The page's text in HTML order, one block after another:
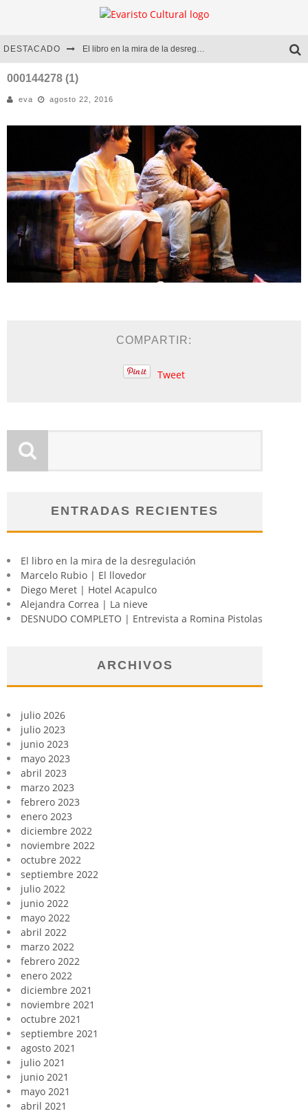
DESTACADO El libro en la mira de la desregulación
Diego Meret | Hotel Acapulco
Alejandra Correa | La nieve
000144278 (1)
eva agosto 22, 2016
COMPARTIR:
Tweet
ENTRADAS RECIENTES
El libro en la mira de la desregulación
Marcelo Rubio | El llovedor
Diego Meret | Hotel Acapulco
Alejandra Correa | La nieve
DESNUDO COMPLETO | Entrevista a Romina Pistolas
ARCHIVOS
julio 2026
julio 2023
junio 2023
mayo 2023
abril 2023
marzo 2023
febrero 2023
enero 2023
diciembre 2022
noviembre 2022
octubre 2022
septiembre 2022
julio 2022
junio 2022
mayo 2022
abril 2022
marzo 2022
febrero 2022
enero 2022
diciembre 2021
noviembre 2021
octubre 2021
septiembre 2021
agosto 2021
julio 2021
junio 2021
mayo 2021
abril 2021